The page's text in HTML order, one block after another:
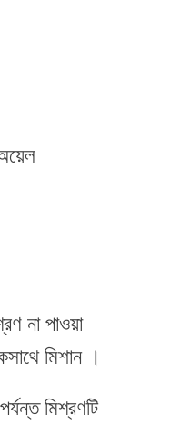
না পাওয়া
মিশান ।
মিশ্রণটি